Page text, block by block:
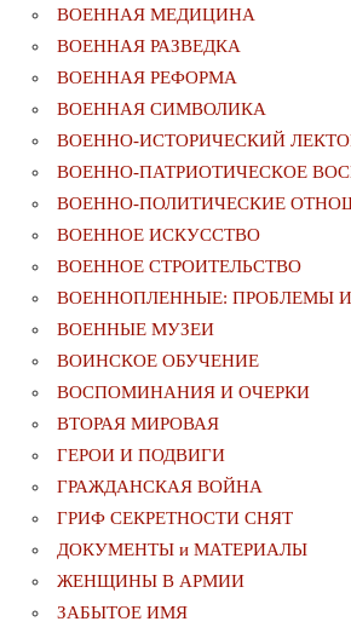
ВОЕННАЯ МЕДИЦИНА
ВОЕННАЯ РАЗВЕДКА
ВОЕННАЯ РЕФОРМА
ВОЕННАЯ СИМВОЛИКА
ВОЕННО-ИСТОРИЧЕСКИЙ
ВОЕННО-ПАТРИОТИЧЕСКОЕ
ВОЕННО-ПОЛИТИЧЕСКИE
ВОЕННОЕ ИСКУССТВО
ВОЕННОЕ СТРОИТЕЛЬСТВО
ВОЕННОПЛЕННЫЕ: ПРОБЛЕМЫ
ВОЕННЫЕ МУЗЕИ
ВОИНСКОЕ ОБУЧЕНИЕ
ВОСПОМИНАНИЯ И ОЧЕРКИ
ВТОРАЯ МИРОВАЯ
ГЕРОИ И ПОДВИГИ
ГРАЖДАНСКАЯ ВОЙНА
ГРИФ СЕКРЕТНОСТИ СНЯТ
ДОКУМЕНТЫ и МАТЕРИАЛЫ
ЖЕНЩИНЫ В АРМИИ
ЗАБЫТОЕ ИМЯ